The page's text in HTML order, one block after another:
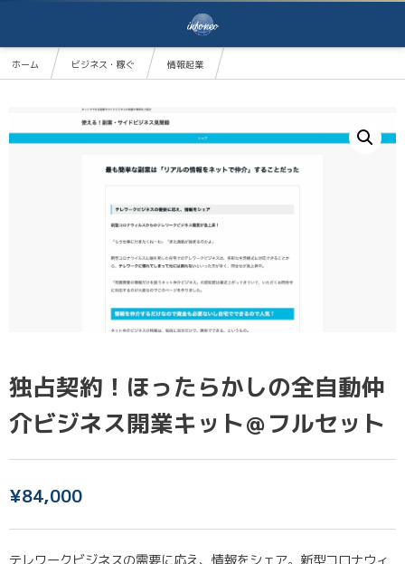
ホーム ビジネス・稼ぐ
情報起業
独占契約！ほったらかしの全自動仲
介ビジネス開業キット＠フルセット
¥84,000
テレワークビジネスの需要に応え、情報をシェア。新型コロナウィ